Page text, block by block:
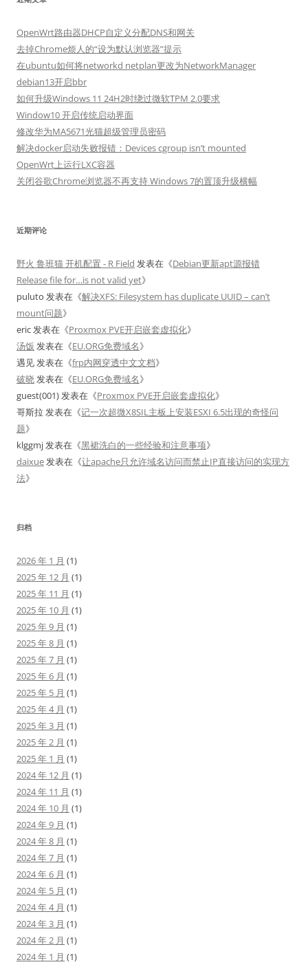
OpenWrt路由器DHCP自定义分配DNS和网关
去掉Chrome烦人的“设为默认浏览器”提示
在ubuntu如何将networkd netplan更改为NetworkManager
debian13开启bbr
如何升级Windows 11 24H2时绕过微软TPM 2.0要求
Window10 开启传统启动界面
修改华为MA5671光猫超级管理员密码
解决docker启动失败报错：Devices cgroup isn’t mounted
OpenWrt上运行LXC容器
关闭谷歌Chrome浏览器不再支持 Windows 7的置顶升级横幅
近期评论
野火 鲁班猫 开机配置 - R Field 发表在《Debian更新apt源报错
Release file for…is not valid yet》
puluto 发表在《解决XFS: Filesystem has duplicate UUID – can’t
mount问题》
eric发表在《Proxmox PVE开启嵌套虚拟化》
汤饭 发表在《EU.ORG免费域名》
遇见发表在《frp内网穿透中文文档》
破晓发表在《EU.ORG免费域名》
guest(001)发表在《Proxmox PVE开启嵌套虚拟化》
哥斯拉 发表在《记一次超微X8SIL主板上安装ESXI 6.5出现的奇怪问
题》
klggmj发表在《黑裙洗白的一些经验和注意事项》
daixue发表在《让apache只允许域名访问而禁止IP直接访问的实现方
法》
归档
2026 年 1 月 (1)
2025 年 12 月 (1)
2025 年 11 月 (1)
2025 年 10 月 (1)
2025 年 9 月 (1)
2025 年 8 月 (1)
2025 年 7 月 (1)
2025 年 6 月 (1)
2025 年 5 月 (1)
2025 年 4 月 (1)
2025 年 3 月 (1)
2025 年 2 月 (1)
2025 年 1 月 (1)
2024 年 12 月 (1)
2024 年 11 月 (1)
2024 年 10 月 (1)
2024 年 9 月 (1)
2024 年 8 月 (1)
2024 年 7 月 (1)
2024 年 6 月 (1)
2024 年 5 月 (1)
2024 年 4 月 (1)
2024 年 3 月 (1)
2024 年 2 月 (1)
2024 年 1 月 (1)